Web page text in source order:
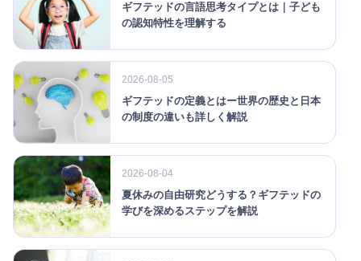
ギフテッドの言語思考タイプとは｜子ども
の認知特性を理解する
2026-08-05
ギフテッドの定義とはー世界の歴史と日本
の制度の違いも詳しく解説
2026-08-04
夏休みの自由研究どうする？ギフテッドの
学びを深めるステップを解説